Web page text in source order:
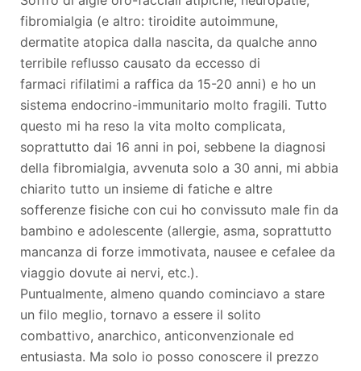
fibromialgia (e altro: tiroidite autoimmune,
dermatite atopica dalla nascita, da qualche anno
terribile reflusso causato da eccesso di
farmaci rifilatimi a raffica da 15-20 anni) e ho un
sistema endocrino-immunitario molto fragili. Tutto
questo mi ha reso la vita molto complicata,
soprattutto dai 16 anni in poi, sebbene la diagnosi
della fibromialgia, avvenuta solo a 30 anni, mi abbia
chiarito tutto un insieme di fatiche e altre
sofferenze fisiche con cui ho convissuto male fin da
bambino e adolescente (allergie, asma, soprattutto
mancanza di forze immotivata, nausee e cefalee da
viaggio dovute ai nervi, etc.).
Puntualmente, almeno quando cominciavo a stare
un filo meglio, tornavo a essere il solito
combattivo, anarchico, anticonvenzionale ed
entusiasta. Ma solo io posso conoscere il prezzo